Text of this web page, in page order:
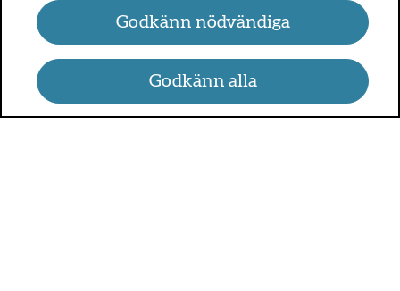
Godkänn nödvändiga
Godkänn alla